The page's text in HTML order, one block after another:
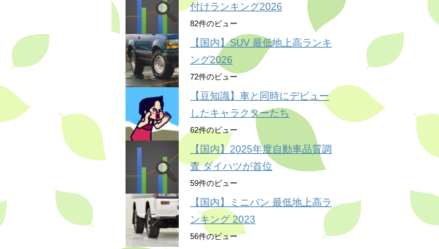
付けランキング2026
82件のビュー
【国内】SUV 最低地上高ランキ
ング2026
72件のビュー
【豆知識】車と同時にデビュー
したキャラクターたち
62件のビュー
【国内】2025年度自動車品質調
査 ダイハツが首位
59件のビュー
【国内】ミニバン 最低地上高ラ
ンキング 2023
56件のビュー